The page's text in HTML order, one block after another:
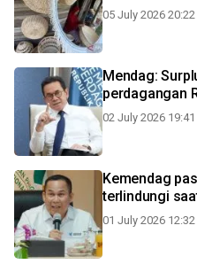
05 July 2026 20:22
Mendag:
perdagangan
02 July 2026 19:41
Kemendag
terlindungi
01 July 2026 12:32